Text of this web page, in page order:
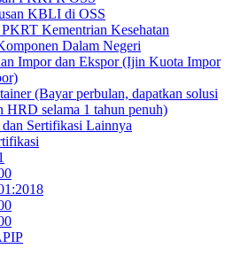
KBLI di OSS
Kementrian Kesehatan
Dalam Negeri
Impor dan Ekspor (Ijin Kuota Impor
(Bayar perbulan, dapatkan solusi
HRD selama 1 tahun penuh)
Sertifikasi Lainnya